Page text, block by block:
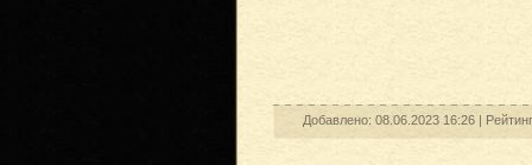
Добавлено: 08.06.2023 16:26 |